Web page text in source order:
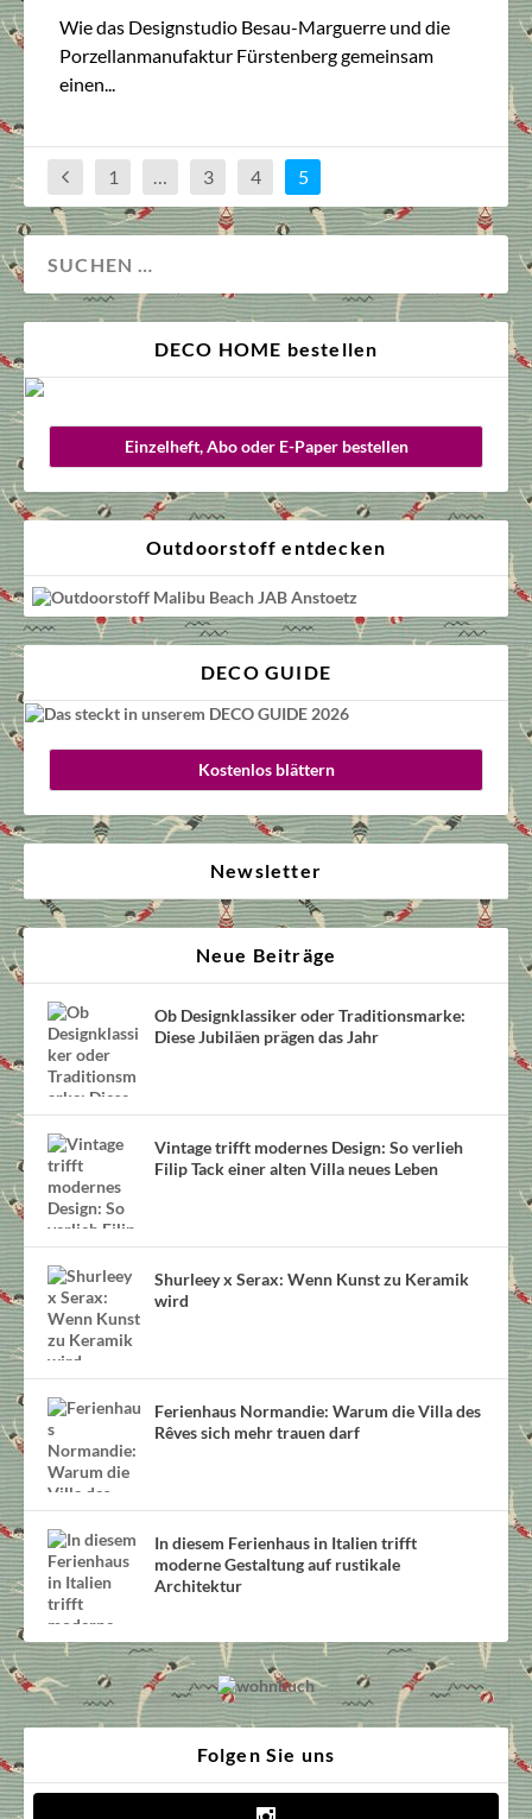
Wie das Designstudio Besau-Marguerre und die
Porzellanmanufaktur Fürstenberg gemeinsam
einen...
1 … 3 4 5
DECO HOME bestellen
Einzelheft, Abo oder E-Paper bestellen
Outdoorstoff entdecken
DECO GUIDE
Kostenlos blättern
Newsletter
Neue Beiträge
Ob Designklassiker oder Traditionsmarke:
Diese Jubiläen prägen das Jahr
Vintage trifft modernes Design: So verlieh
Filip Tack einer alten Villa neues Leben
Shurleey x Serax: Wenn Kunst zu Keramik
wird
Ferienhaus Normandie: Warum die Villa des
Rêves sich mehr trauen darf
In diesem Ferienhaus in Italien trifft
moderne Gestaltung auf rustikale
Architektur
Folgen Sie uns